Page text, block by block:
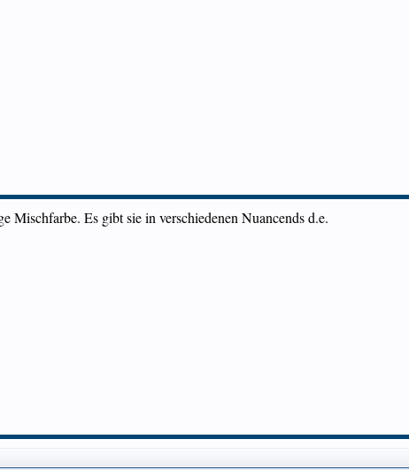
Mischfarbe. Es gibt sie in verschiedenen Nuancends d.e.